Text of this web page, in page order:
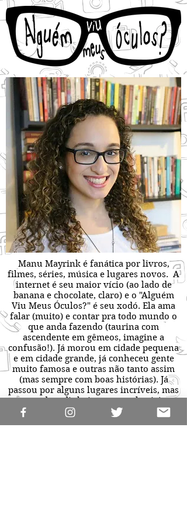
Manu Mayrink é fanática por livros,
filmes, séries, música e lugares novos. A
internet é seu maior vício (ao lado de
banana e chocolate, claro) e o "Alguém
Viu Meus Óculos?" é seu xodó. Ela ama
falar (muito) e contar pra todo mundo o
que anda fazendo (taurina com
ascendente em gêmeos, imagine a
confusão!). Já morou em cidade pequena
e em cidade grande, já conheceu gente
muito famosa e outras não tanto assim
(mas sempre com boas histórias). Já
passou por alguns lugares incríveis, mas
quando o dinheiro aperta ela viaja
mesmo é na própria cabeça. Às vezes